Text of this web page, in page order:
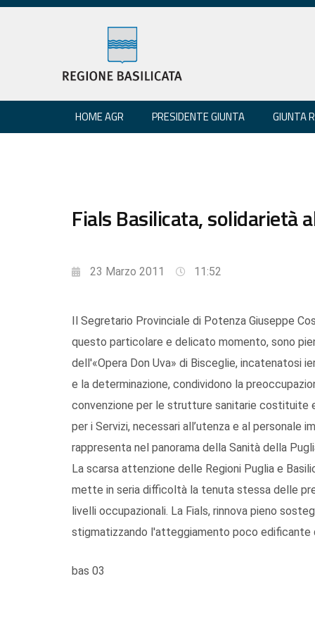
HOME AGR PRESIDENTE GIUNTA GIUNTA
Fials Basilicata, solidarietà
23 Marzo 2011 11:52
Il Segretario Provinciale di Potenza Giuseppe
questo particolare e delicato momento, sono
dell'«Opera Don Uva» di Bisceglie, incatenatosi
e la determinazione, condividono la
convenzione per le strutture sanitarie costituite
per i Servizi, necessari all’utenza e al personale
rappresenta nel panorama della Sanità della
La scarsa attenzione delle Regioni Puglia e
mette in seria difficoltà la tenuta stessa delle
livelli occupazionali. La Fials, rinnova pieno
stigmatizzando l'atteggiamento poco edificante
bas 03